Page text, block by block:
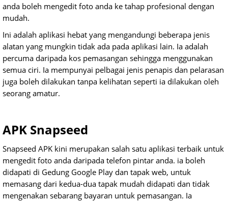
anda boleh mengedit foto anda ke tahap profesional dengan
mudah.
Ini adalah aplikasi hebat yang mengandungi beberapa jenis
alatan yang mungkin tidak ada pada aplikasi lain. Ia adalah
percuma daripada kos pemasangan sehingga menggunakan
semua ciri. Ia mempunyai pelbagai jenis penapis dan pelarasan
juga boleh dilakukan tanpa kelihatan seperti ia dilakukan oleh
seorang amatur.
APK Snapseed
Snapseed APK kini merupakan salah satu aplikasi terbaik untuk
mengedit foto anda daripada telefon pintar anda. ia boleh
didapati di Gedung Google Play dan tapak web, untuk
memasang dari kedua-dua tapak mudah didapati dan tidak
mengenakan sebarang bayaran untuk pemasangan. Ia